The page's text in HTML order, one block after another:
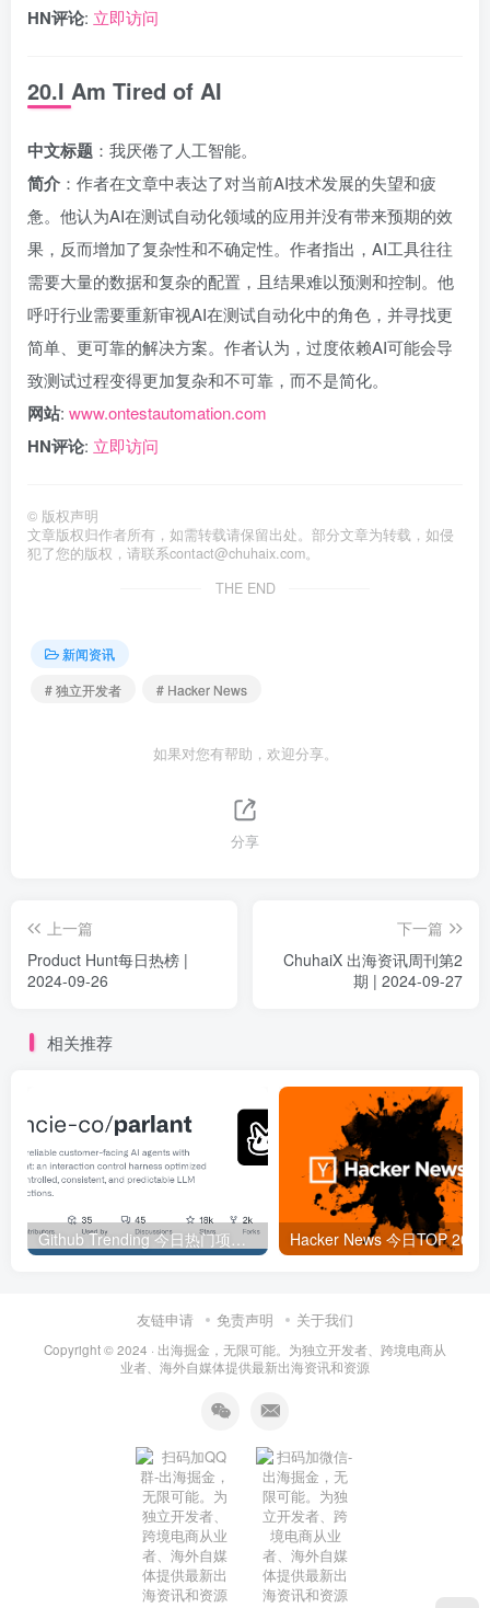
HN评论: 立即访问
20.I Am Tired of AI
中文标题 ：我厌倦了人工智能。
简介 ：作者在文章中表达了对当前AI技术发展的失望和疲
惫。他认为AI在测试自动化领域的应用并没有带来预期的效
果，反而增加了复杂性和不确定性。作者指出，AI工具往往
需要大量的数据和复杂的配置，且结果难以预测和控制。他
呼吁行业需要重新审视AI在测试自动化中的角色，并寻找更
简单、更可靠的解决方案。作者认为，过度依赖AI可能会导
致测试过程变得更加复杂和不可靠，而不是简化。
网站: www.ontestautomation.com
HN评论: 立即访问
© 版权声明
文章版权归作者所有，如需转载请保留出处。部分文章为转载，如侵
犯了您的版权，请联系contact@chuhaix.com。
THE END
新闻资讯
# 独立开发者
# Hacker News
如果对您有帮助，欢迎分享。
分享
上一篇
Product Hunt每日热榜 |
2024-09-26
下一篇
ChuhaiX 出海资讯周刊第2
期 | 2024-09-27
相关推荐
Github Trending 今日热门项目 | 2025-09-06
友链申请 免责声明 关于我们
Copyright © 2024 · 出海掘金，无限可能。为独立开发者、跨境电商从
业者、海外自媒体提供最新出海资讯和资源